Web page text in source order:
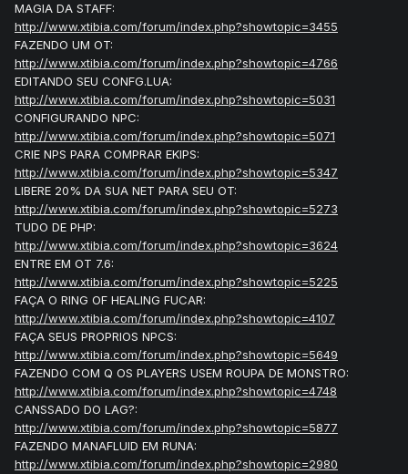
MAGIA DA STAFF:
http://www.xtibia.com/forum/index.php?showtopic=3455
FAZENDO UM OT:
http://www.xtibia.com/forum/index.php?showtopic=4766
EDITANDO SEU CONFG.LUA:
http://www.xtibia.com/forum/index.php?showtopic=5031
CONFIGURANDO NPC:
http://www.xtibia.com/forum/index.php?showtopic=5071
CRIE NPS PARA COMPRAR EKIPS:
http://www.xtibia.com/forum/index.php?showtopic=5347
LIBERE 20% DA SUA NET PARA SEU OT:
http://www.xtibia.com/forum/index.php?showtopic=5273
TUDO DE PHP:
http://www.xtibia.com/forum/index.php?showtopic=3624
ENTRE EM OT 7.6:
http://www.xtibia.com/forum/index.php?showtopic=5225
FAÇA O RING OF HEALING FUCAR:
http://www.xtibia.com/forum/index.php?showtopic=4107
FAÇA SEUS PROPRIOS NPCS:
http://www.xtibia.com/forum/index.php?showtopic=5649
FAZENDO COM Q OS PLAYERS USEM ROUPA DE MONSTRO:
http://www.xtibia.com/forum/index.php?showtopic=4748
CANSSADO DO LAG?:
http://www.xtibia.com/forum/index.php?showtopic=5877
FAZENDO MANAFLUID EM RUNA:
http://www.xtibia.com/forum/index.php?showtopic=2980